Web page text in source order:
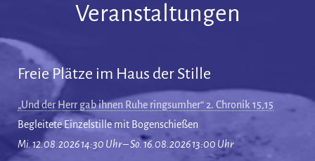
Veranstaltungen
Freie Plätze im Haus der Stille
„Und der Herr gab ihnen Ruhe ringsumher“ 2. Chronik 15,15
Begleitete Einzelstille mit Bogenschießen
Mi. 12.08.2026 14:30 Uhr – So. 16.08.2026 13:00 Uhr